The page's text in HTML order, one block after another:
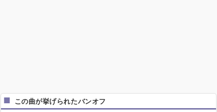
この曲が挙げられたバンオフ